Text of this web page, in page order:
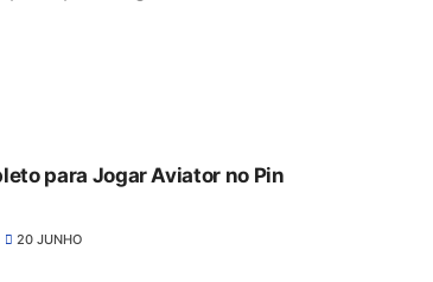
para Jogar Aviator no Pin
20 JUNHO